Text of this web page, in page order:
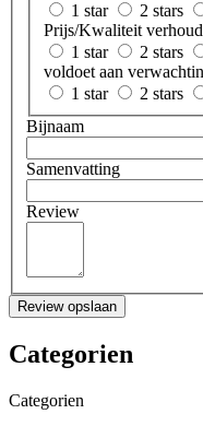
1 star
2 stars
Prijs/Kwaliteit
1 star
2 stars
voldoet aan
1 star
2 stars
Bijnaam
Samenvatting
Review
Review opslaan
Categorien
Categorien